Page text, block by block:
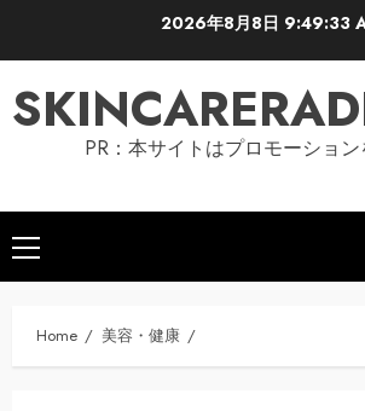
2026年8月8日 9:49:35
PR：本サイトはプロモーショ
Primary
Menu
Home 美容・健康